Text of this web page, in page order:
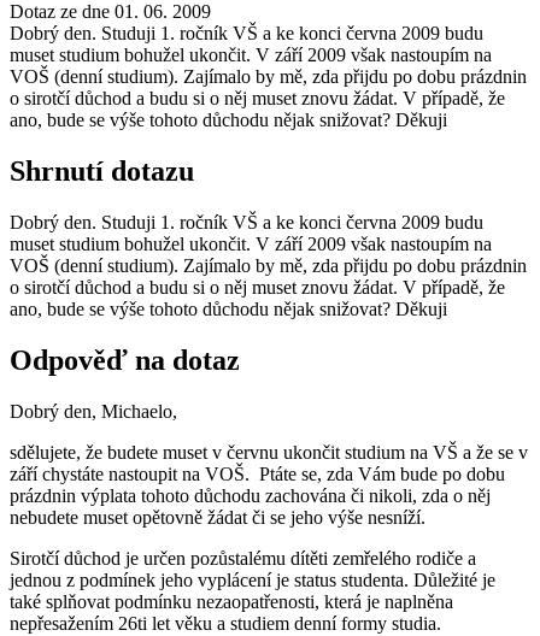
Dotaz ze dne 01. 06. 2009
Dobrý den. Studuji 1. ročník VŠ a ke konci června 2009 budu
muset studium bohužel ukončit. V září 2009 však nastoupím na
VOŠ (denní studium). Zajímalo by mě, zda přijdu po dobu prázdnin
o sirotčí důchod a budu si o něj muset znovu žádat. V případě, že
ano, bude se výše tohoto důchodu nějak snižovat? Děkuji
Shrnutí dotazu
Dobrý den. Studuji 1. ročník VŠ a ke konci června 2009 budu
muset studium bohužel ukončit. V září 2009 však nastoupím na
VOŠ (denní studium). Zajímalo by mě, zda přijdu po dobu prázdnin
o sirotčí důchod a budu si o něj muset znovu žádat. V případě, že
ano, bude se výše tohoto důchodu nějak snižovat? Děkuji
Odpověď na dotaz
Dobrý den, Michaelo,
sdělujete, že budete muset v červnu ukončit studium na VŠ a že se v
září chystáte nastoupit na VOŠ. Ptáte se, zda Vám bude po dobu
prázdnin výplata tohoto důchodu zachována či nikoli, zda o něj
nebudete muset opětovně žádat či se jeho výše nesníží.
Sirotčí důchod je určen pozůstalému dítěti zemřelého rodiče a
jednou z podmínek jeho vyplácení je status studenta. Důležité je
také splňovat podmínku nezaopatřenosti, která je naplněna
nepřesažením 26ti let věku a studiem denní formy studia.